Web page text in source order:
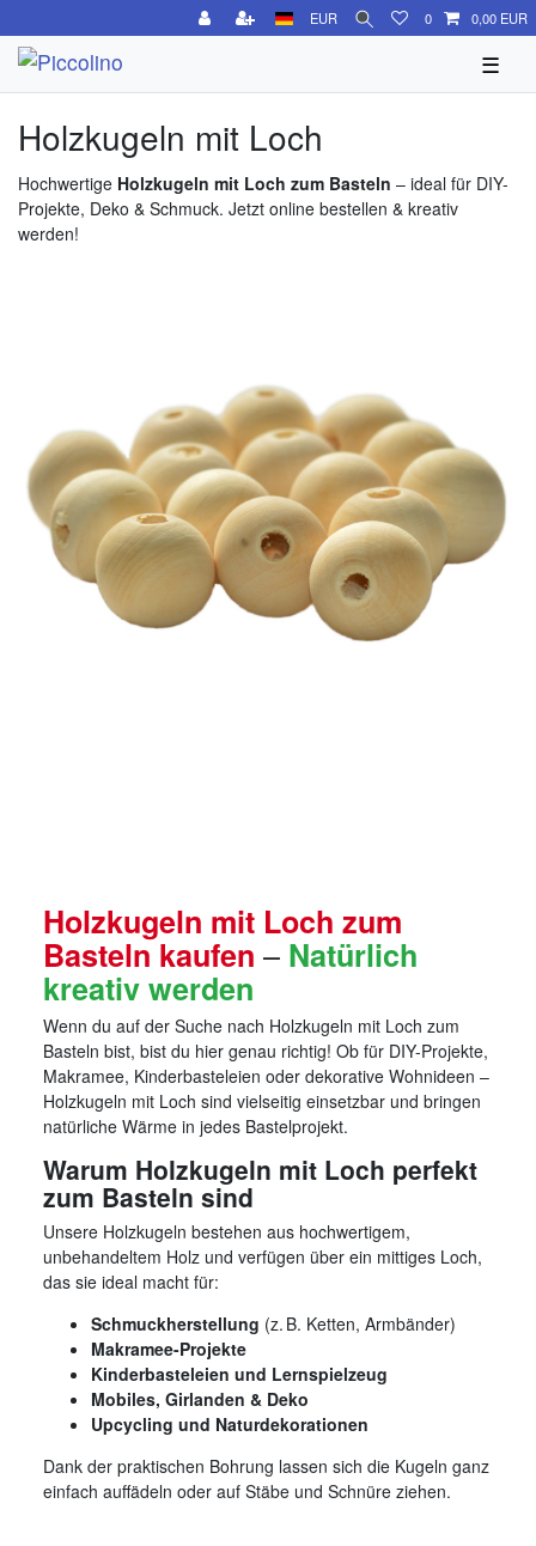
EUR 0 0,00 EUR
☰
Holzkugeln mit Loch
Hochwertige Holzkugeln mit Loch zum Basteln – ideal für DIY-
Projekte, Deko & Schmuck. Jetzt online bestellen & kreativ
werden!
Holzkugeln mit Loch zum
Basteln kaufen – Natürlich
kreativ werden
Wenn du auf der Suche nach Holzkugeln mit Loch zum
Basteln bist, bist du hier genau richtig! Ob für DIY-Projekte,
Makramee, Kinderbasteleien oder dekorative Wohnideen –
Holzkugeln mit Loch sind vielseitig einsetzbar und bringen
natürliche Wärme in jedes Bastelprojekt.
Warum Holzkugeln mit Loch perfekt
zum Basteln sind
Unsere Holzkugeln bestehen aus hochwertigem,
unbehandeltem Holz und verfügen über ein mittiges Loch,
das sie ideal macht für:
Schmuckherstellung (z. B. Ketten, Armbänder)
Makramee-Projekte
Kinderbasteleien und Lernspielzeug
Mobiles, Girlanden & Deko
Upcycling und Naturdekorationen
Dank der praktischen Bohrung lassen sich die Kugeln ganz
einfach auffädeln oder auf Stäbe und Schnüre ziehen.